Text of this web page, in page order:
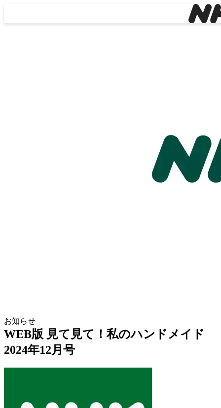
お知らせ
WEB版 見て見て！私のハンドメイド
2024年12月号